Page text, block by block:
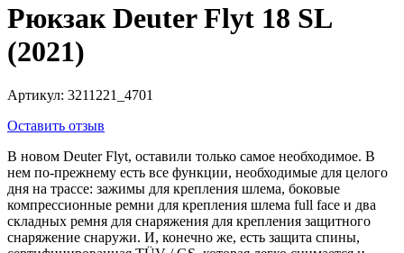
Рюкзак Deuter Flyt 18 SL
(2021)
Артикул: 3211221_4701
Оставить отзыв
В новом Deuter Flyt, оставили только самое необходимое. В
нем по-прежнему есть все функции, необходимые для целого
дня на трассе: зажимы для крепления шлема, боковые
компрессионные ремни для крепления шлема full face и два
складных ремня для снаряжения для крепления защитного
снаряжение снаружи. И, конечно же, есть защита спины,